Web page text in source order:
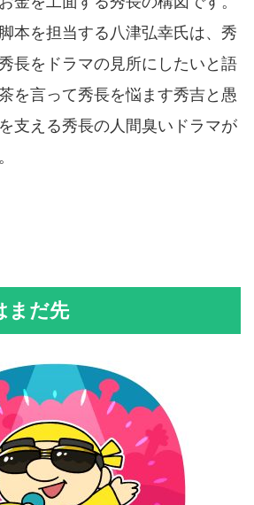
本を担当する八津弘幸氏は、秀
長をドラマの見所にしたいと語
を言って秀長を悩ます秀吉と愚
支える秀長の人間臭いドラマが
まだ先